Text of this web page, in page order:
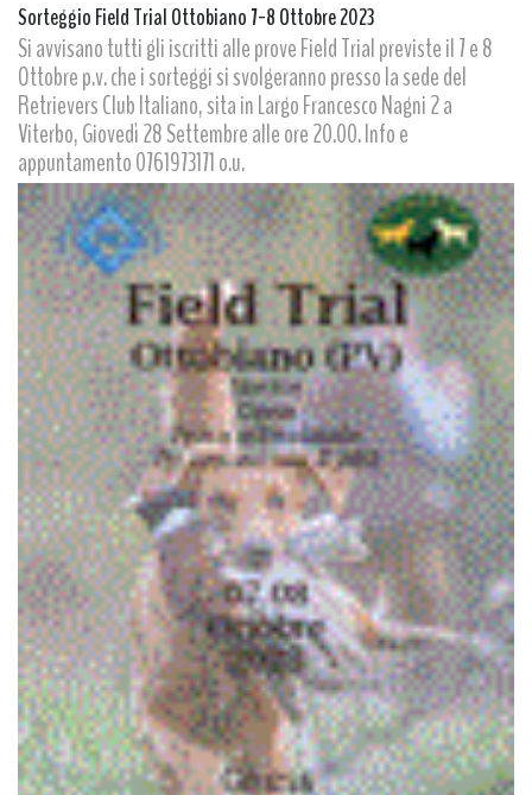
Sorteggio Field Trial Ottobiano 7-8 Ottobre 2023
Si avvisano tutti gli iscritti alle prove Field Trial previste il 7 e 8
Ottobre p.v. che i sorteggi si svolgeranno presso la sede del
Retrievers Club Italiano, sita in Largo Francesco Nagni 2 a
Viterbo, Giovedì 28 Settembre alle ore 20.00. Info e
appuntamento 0761973171 o.u.